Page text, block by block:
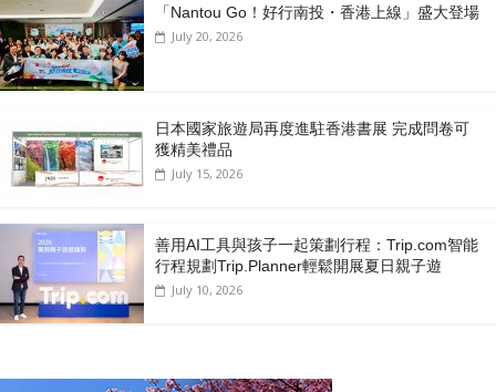
「Nantou Go！好行南投・香港上線」盛大登場
July 20, 2026
日本國家旅遊局再度進駐香港書展 完成問卷可
獲精美禮品
July 15, 2026
善用AI工具與孩子一起策劃行程：Trip.com智能
行程規劃Trip.Planner輕鬆開展夏日親子遊
July 10, 2026